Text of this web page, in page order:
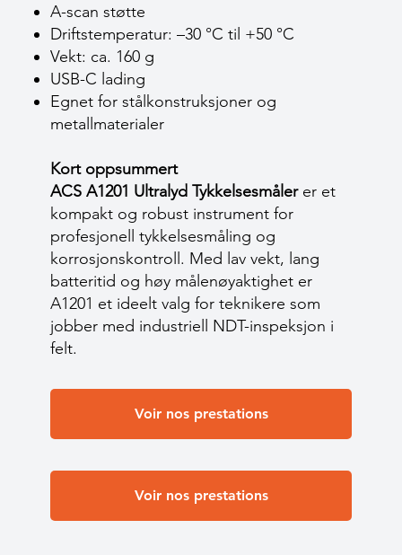
A-scan støtte
Driftstemperatur: –30 °C til +50 °C
Vekt: ca. 160 g
USB-C lading
Egnet for stålkonstruksjoner og
metallmaterialer
Kort oppsummert
ACS A1201 Ultralyd Tykkelsesmålerer et
kompakt og robust instrument for
profesjonell tykkelsesmåling og
korrosjonskontroll. Med lav vekt, lang
batteritid og høy målenøyaktighet er
A1201 et ideelt valg for teknikere som
jobber med industriell NDT-inspeksjon i
felt.
Voir nos prestations
Voir nos prestations